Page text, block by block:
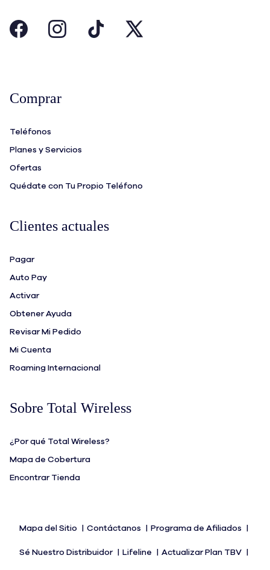
Comprar
Teléfonos
Planes y Servicios
Ofertas
Quédate con Tu Propio Teléfono
Clientes actuales
Pagar
Auto Pay
Activar
Obtener Ayuda
Revisar Mi Pedido
Mi Cuenta
Roaming Internacional
Sobre Total Wireless
¿Por qué Total Wireless?
Mapa de Cobertura
Encontrar Tienda
Mapa del Sitio Contáctanos Programa de Afiliados
Sé Nuestro Distribuidor Lifeline Actualizar Plan TBV